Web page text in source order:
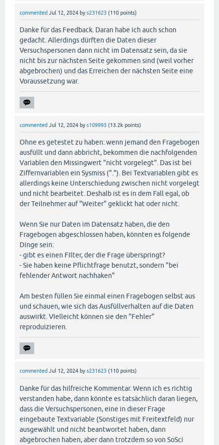
commented Jul 12, 2024 bys231623 (110 points)
Danke für das Feedback. Daran habe ich auch schon
gedacht. Allerdings dürften die Daten dieser
Versuchspersonen dann nicht im Datensatz sein, da sie
nicht bis zur nächsten Seite gekommen sind (weil vorher
abgebrochen) und das Erreichen der nächsten Seite eine
Voraussetzung war.
commented Jul 12, 2024 bys109993 (13.2k points)
Ohne es getestet zu haben: wenn jemand den Fragebogen
ausfüllt und dann abbricht, bekommen die nachfolgenden
Variablen den Missingwert "nicht vorgelegt". Das ist bei
Ziffernvariablen ein Sysmiss ("."). Bei Textvariablen gibt es
allerdings keine Unterschiedung zwischen nicht vorgelegt
und nicht bearbeitet. Deshalb ist es in dem Fall egal, ob
der Teilnehmer auf "Weiter" geklickt hat oder nicht.
Wenn Sie nur Daten im Datensatz haben, die den
Fragebogen abgeschlossen haben, könnten es folgende
Dinge sein:
- gibt es einen FIlter, der die Frage überspringt?
- Sie haben keine Pflichtfrage benutzt, sondern "bei
fehlender Antwort nachhaken"
Am besten füllen Sie einmal einen Fragebogen selbst aus
und schauen, wie sich das Ausfüllverhalten auf die Daten
auswirkt. VIelleicht können sie den "Fehler"
reproduizieren.
commented Jul 12, 2024 bys231623 (110 points)
Danke für das hilfreiche Kommentar. Wenn ich es richtig
verstanden habe, dann könnte es tatsächlich daran liegen,
dass die Versuchspersonen, eine in dieser Frage
eingebaute Textvariable (Sonstiges mit Freitextfeld) nur
ausgewählt und nicht beantwortet haben, dann
abgebrochen haben, aber dann trotzdem so von SoSci